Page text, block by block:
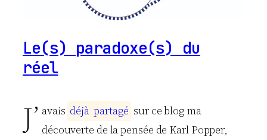
Le(s) paradoxe(s) du
réel
J’ avais déjà partagé sur ce blog ma
découverte de la pensée de Karl Popper,